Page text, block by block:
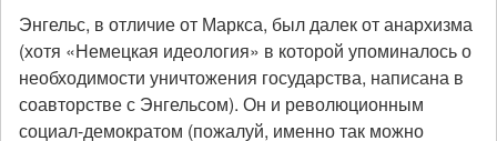
Энгельс, в отличие от Маркса, был далек от анархизма
(хотя «Немецкая идеология» в которой упоминалось о
необходимости уничтожения государства, написана в
соавторстве с Энгельсом). Он и революционным
социал-демократом (пожалуй, именно так можно